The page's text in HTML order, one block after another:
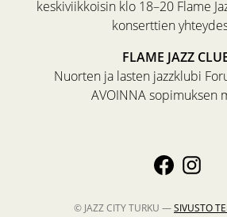
keskiviikkoisin klo 18–20 Flame
konserttien
FLAME JAZZ
Nuorten ja lasten jazzklubi
AVOINNA sopimuksen
© JAZZ CITY TURKU —SIVUSTO